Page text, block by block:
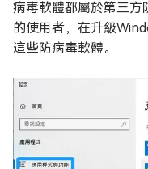
病毒軟體都屬於第三方
的使用者，在升級
這些防病毒軟體。